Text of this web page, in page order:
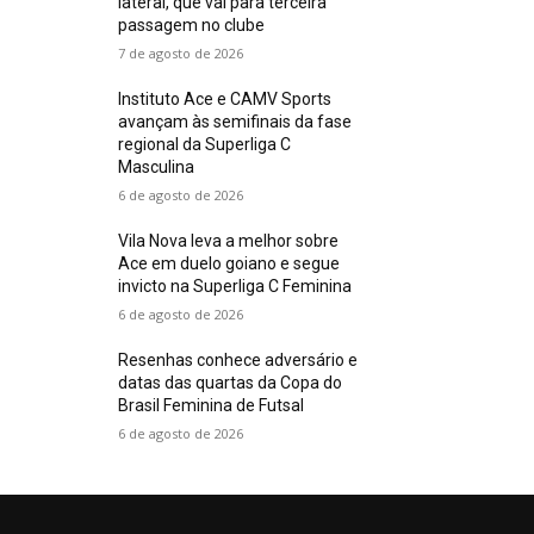
passagem no clube
7 de agosto de 2026
Instituto Ace e CAMV Sports
avançam às semifinais da fase
regional da Superliga C
Masculina
6 de agosto de 2026
Vila Nova leva a melhor sobre
Ace em duelo goiano e segue
invicto na Superliga C Feminina
6 de agosto de 2026
Resenhas conhece adversário e
datas das quartas da Copa do
Brasil Feminina de Futsal
6 de agosto de 2026